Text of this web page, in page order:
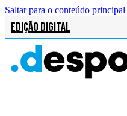
Saltar para o conteúdo principal
Edição Digital